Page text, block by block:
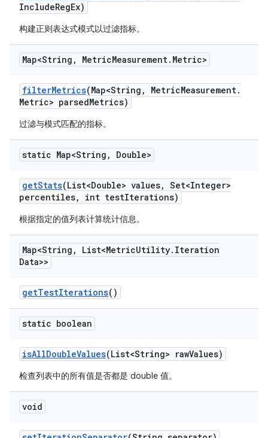
IncludeRegEx)
构建正则表达式模式以过滤指标。
Map<String , MetricMeasurement. Metric>
filterMetrics(Map<String , MetricMeasurement.
Metric> parsedMetrics)
过滤与模式匹配的指标。
static Map<String , Double>
getStats(List<Double> values, Set<Integer>
percentiles, int testIterations)
根据指定的值列表计算统计信息。
Map<String , List<MetricUtility. Iteration
Data>>
getTestIterations()
static boolean
isAllDoubleValues(List<String> rawValues)
检查列表中的所有值是否都是 double 值。
void